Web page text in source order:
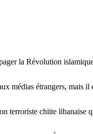
la Révolution
médias étrangers, mais il
terroriste chiite libanaise